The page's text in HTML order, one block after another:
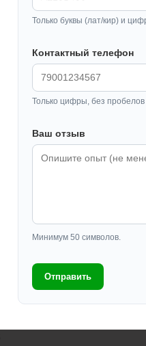
Только буквы (лат/кир) и
Контактный телефон
Только цифры, без
Ваш отзыв
Минимум 50 символов.
Отправить